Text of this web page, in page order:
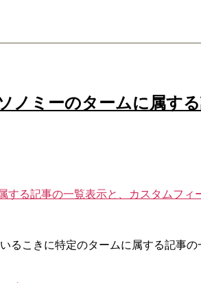
ノミーのタームに属す
する記事の一覧表示と、カスタムフィ
こきに特定のタームに属する記事